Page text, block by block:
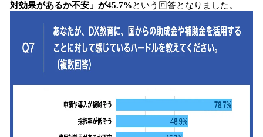
対効果があるか不安」が45.7%という回答となりました。